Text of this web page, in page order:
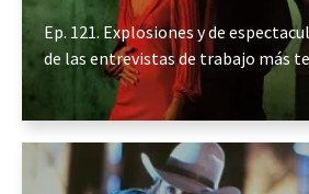
Ep. 121. Explosiones y de
de las entrevistas de trabajo más